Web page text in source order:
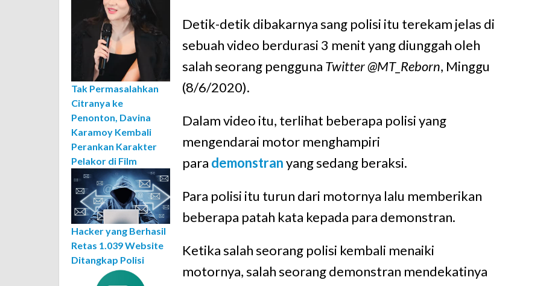
Tak Permasalahkan
Citranya ke
Penonton, Davina
Karamoy Kembali
Perankan Karakter
Pelakor di Film
Hacker yang Berhasil
Retas 1.039 Website
Ditangkap Polisi
Detik-detik dibakarnya sang polisi itu terekam jelas di
sebuah video berdurasi 3 menit yang diunggah oleh
salah seorang pengguna Twitter@MT_Reborn, Minggu
(8/6/2020).
Dalam video itu, terlihat beberapa polisi yang
mengendarai motor menghampiri
para demonstranyang sedang beraksi.
Para polisi itu turun dari motornya lalu memberikan
beberapa patah kata kepada para demonstran.
Ketika salah seorang polisi kembali menaiki
motornya, salah seorang demonstran mendekatinya